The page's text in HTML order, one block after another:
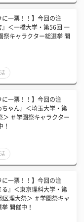
に一票！！】今回の注
』＜一橋大学・第56回 一
祭キャラクター総選挙 開
に一票！！】今回の注
ちゃん』＜埼玉大学・第
＞ ＃学園祭キャラクター
！
に一票！！】今回の注
る』＜東京理科大学・第
区理大祭＞ ＃学園祭キャ
開催中！